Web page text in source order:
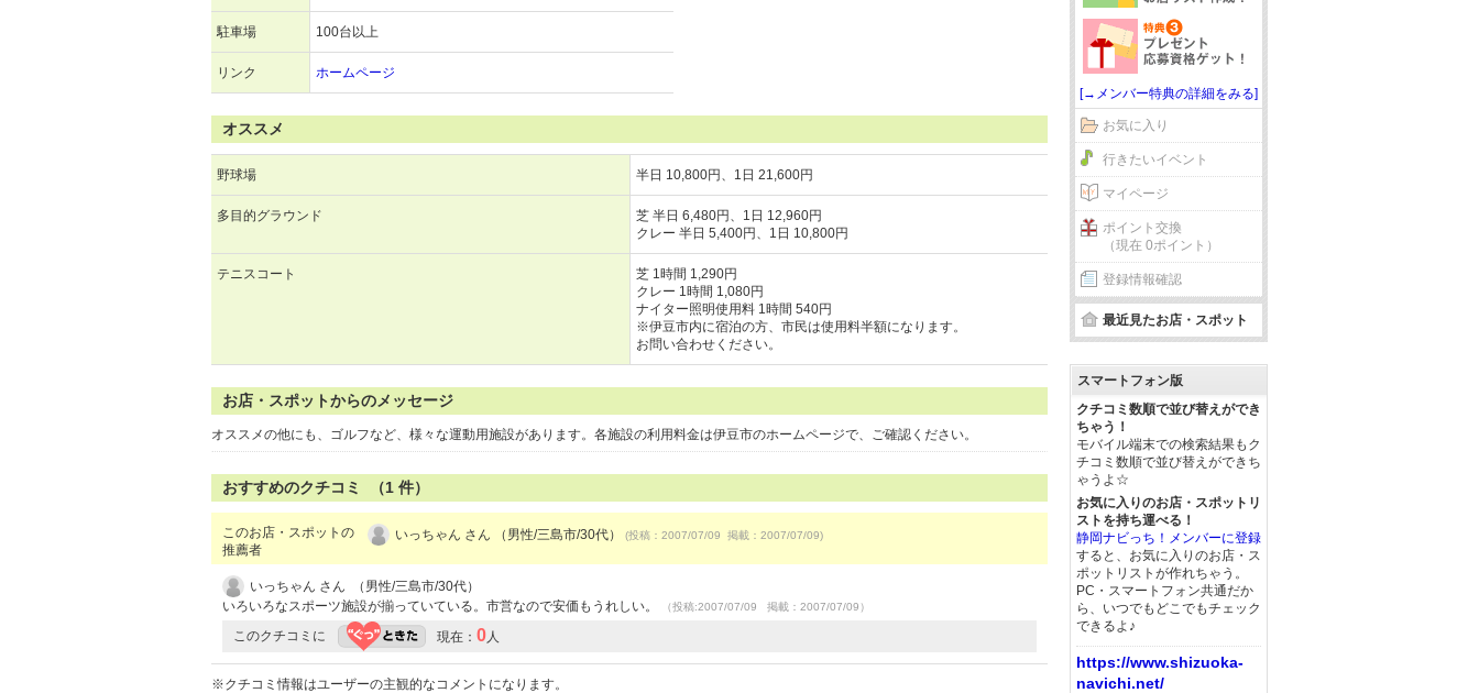
駐車場 100台以上
リンク ホームページ
オススメ
野球場 半日 10,800円、1日 21,600円
多目的グラウンド
芝 半日 6,480円、1日 12,960円
クレー 半日 5,400円、1日 10,800円
テニスコート
芝 1時間 1,290円
クレー 1時間 1,080円
ナイター照明使用料 1時間 540円
※伊豆市内に宿泊の方、市民は使用料半額になります。
お問い合わせください。
お店・スポットからのメッセージ
オススメの他にも、ゴルフなど、様々な運動用施設があります。各施設の利用料金は伊豆市のホームページで、ご確認ください。
おすすめのクチコミ （1 件）
このお店・スポットの
推薦者
いっちゃん さん （男性/三島市/30代） (投稿：2007/07/09 掲載：2007/07/09)
いっちゃん さん （男性/三島市/30代）
いろいろなスポーツ施設が揃っていている。市営なので安価もうれしい。
（投稿:2007/07/09 掲載：2007/07/09）
このクチコミに 現在： 0人
※クチコミ情報はユーザーの主観的なコメントになります。
[→メンバー特典の詳細をみる]
お気に入り
行きたいイベント
マイページ
ポイント交換
（現在 0ポイント）
登録情報確認
最近見たお店・スポット
スマートフォン版
クチコミ数順で並び替えができ
ちゃう！
モバイル端末での検索結果もク
チコミ数順で並び替えができち
ゃうよ☆
お気に入りのお店・スポットリ
ストを持ち運べる！
静岡ナビっち！メンバーに登録
すると、お気に入りのお店・ス
ポットリストが作れちゃう。
PC・スマートフォン共通だか
ら、いつでもどこでもチェック
できるよ♪
https://www.shizuoka-
navichi.net/